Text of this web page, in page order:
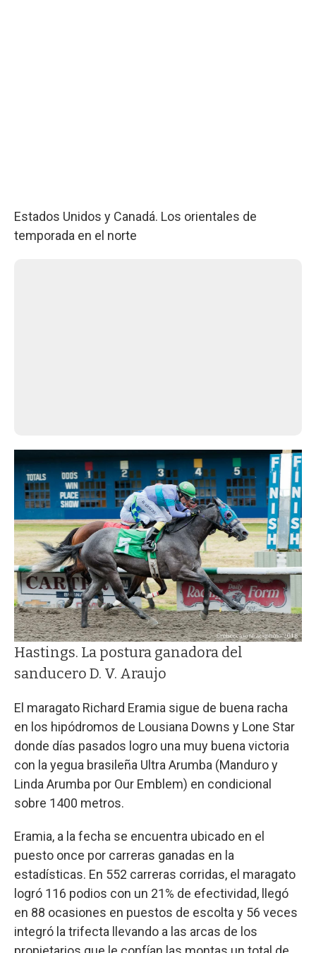
Estados Unidos y Canadá. Los orientales de
temporada en el norte
Hastings. La postura ganadora del
sanducero D. V. Araujo
El maragato Richard Eramia sigue de buena racha
en los hipódromos de Lousiana Downs y Lone Star
donde días pasados logro una muy buena victoria
con la yegua brasileña Ultra Arumba (Manduro y
Linda Arumba por Our Emblem) en condicional
sobre 1400 metros.
Eramia, a la fecha se encuentra ubicado en el
puesto once por carreras ganadas en la
estadísticas. En 552 carreras corridas, el maragato
logró 116 podios con un 21% de efectividad, llegó
en 88 ocasiones en puestos de escolta y 56 veces
integró la trifecta llevando a las arcas de los